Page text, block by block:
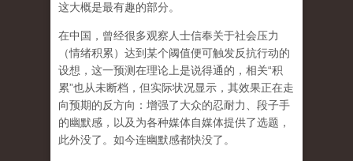
这大概是最有趣的部分。
在中国，曾经很多观察人士信奉关于社会压力
（情绪积累）达到某个阈值便可触发反抗行动的
设想，这一预测在理论上是说得通的，相关“积
累”也从未断档，但实际状况显示，其效果正在走
向预期的反方向：增强了大众的忍耐力、段子手
的幽默感，以及为各种媒体自媒体提供了选题，
此外没了。如今连幽默感都快没了。